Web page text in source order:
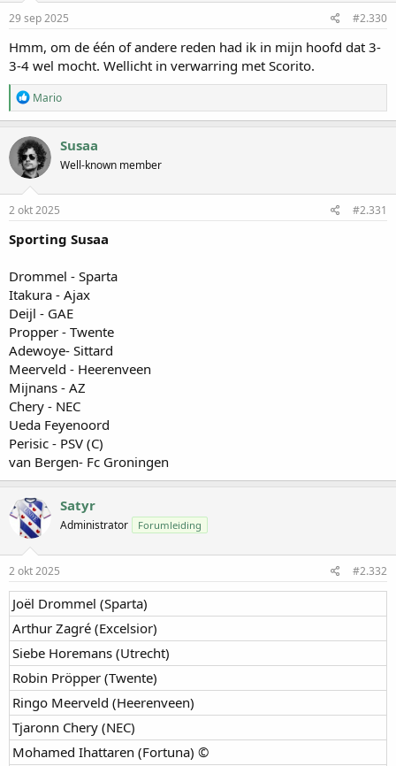
29 sep 2025 #2.330
Hmm, om de één of andere reden had ik in mijn hoofd dat 3-
3-4 wel mocht. Wellicht in verwarring met Scorito.
W
a
a
r
d
e
r
i
n
e
Mario
Susaa
Well-known member
2 okt 2025 #2.331
Sporting Susaa
Drommel - Sparta
Itakura - Ajax
Deijl - GAE
Propper - Twente
Adewoye- Sittard
Meerveld - Heerenveen
Mijnans - AZ
Chery - NEC
Ueda Feyenoord
Perisic - PSV (C)
van Bergen- Fc Groningen
Satyr
Administrator Forumleiding
2 okt 2025 #2.332
Joël Drommel (Sparta)​
Arthur Zagré (Excelsior)​
Siebe Horemans (Utrecht)​
Robin Pröpper (Twente)​
Ringo Meerveld (Heerenveen)​
Tjaronn Chery (NEC)​
Mohamed Ihattaren (Fortuna) ©​